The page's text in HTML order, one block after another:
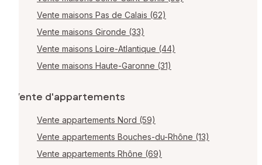
Vente maisons Pas de Calais (62)
Vente maisons Gironde (33)
Vente maisons Loire-Atlantique (44)
Vente maisons Haute-Garonne (31)
Vente d'appartements
Vente appartements Nord (59)
Vente appartements Bouches-du-Rhône (13)
Vente appartements Rhône (69)